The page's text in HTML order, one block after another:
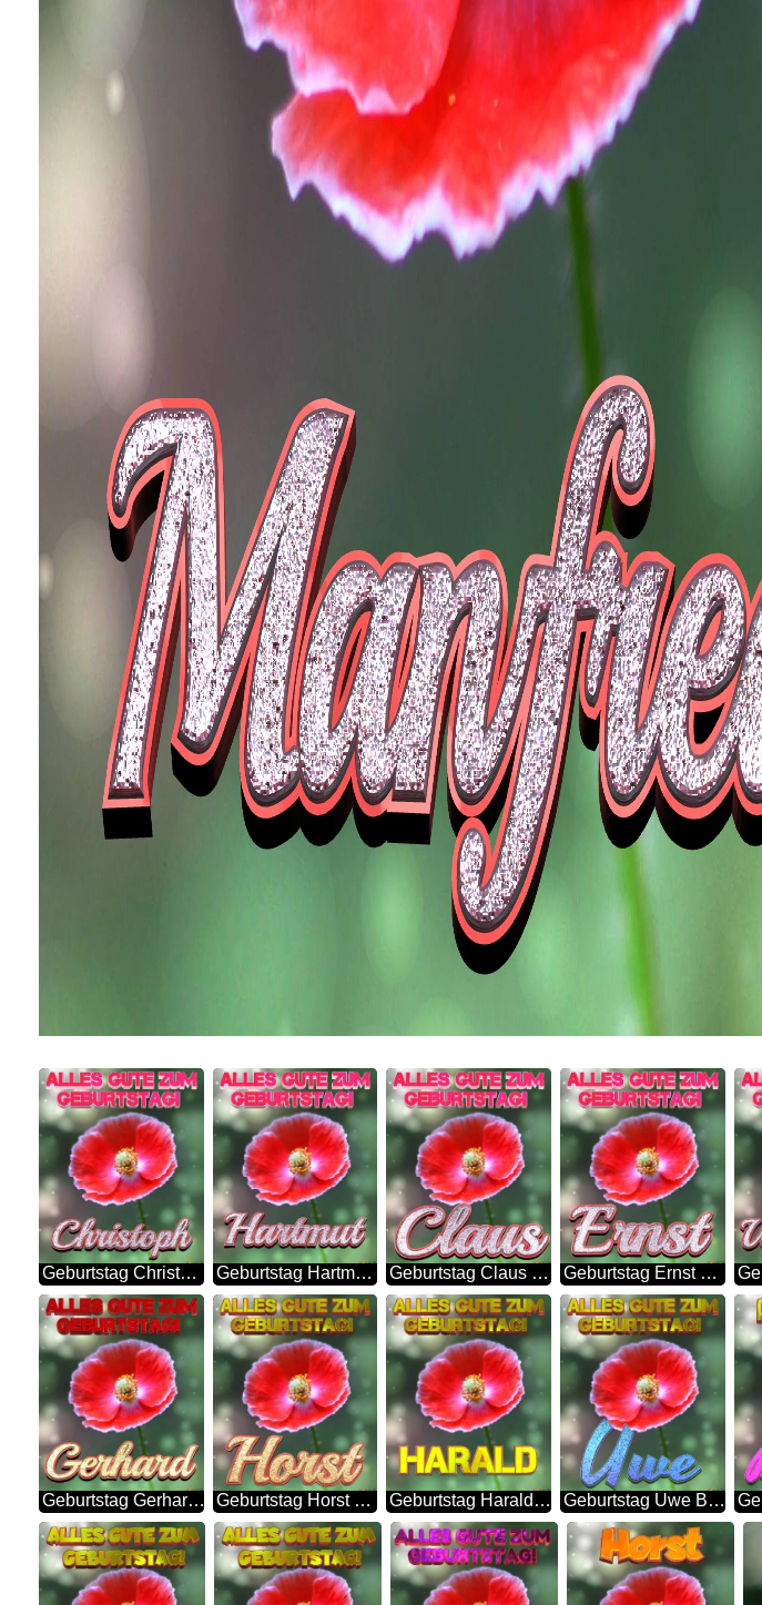
Geburtstag Christoph Blue Poppy Card Background Geburtstag Hartmut Blue Poppy Card Background Geburtstag Claus Blue Poppy Card Background Geburtstag Ernst Blue Poppy Card Background
Geburtstag Gerhard Blue Poppy Card Background Geburtstag Horst Blue Poppy Card Background Geburtstag Harald Blue Poppy Card Background Geburtstag Uwe Blue Poppy Card Background